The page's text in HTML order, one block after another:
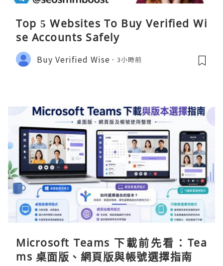
Top 5 Websites To Buy Verified Wi
se Accounts Safely
Buy Verified Wise 3小時前
Microsoft Teams 下載前先看：Tea
ms 桌面版、網頁版與帳號選擇指南